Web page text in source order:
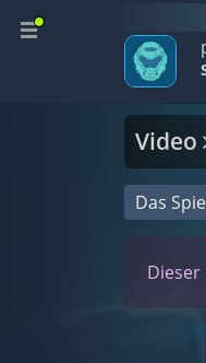
Video
Das
Dieser